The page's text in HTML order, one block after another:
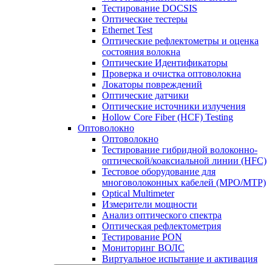
Тестирование DOCSIS
Оптические тестеры
Ethernet Test
Оптические рефлектометры и оценка
состояния волокна
Оптические Идентификаторы
Проверка и очистка оптоволокна
Локаторы повреждений
Оптические датчики
Оптические источники излучения
Hollow Core Fiber (HCF) Testing
Оптоволокно
Оптоволокно
Тестирование гибридной волоконно-
оптической/коаксиальной линии (HFC)
Тестовое оборудование для
многоволоконных кабелей (MPO/MTP)
Optical Multimeter
Измерители мощности
Анализ оптического спектра
Оптическая рефлектометрия
Тестирование PON
Мониторинг ВОЛС
Виртуальное испытание и активация